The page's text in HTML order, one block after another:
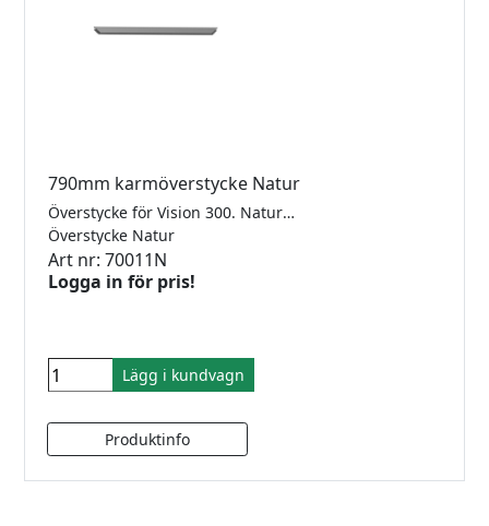
790mm karmöverstycke Natur
Överstycke för Vision 300. Naturanodiserad, För 10mm glas.
Överstycke Natur
Art nr: 70011N
Logga in för pris!
Lägg i kundvagn